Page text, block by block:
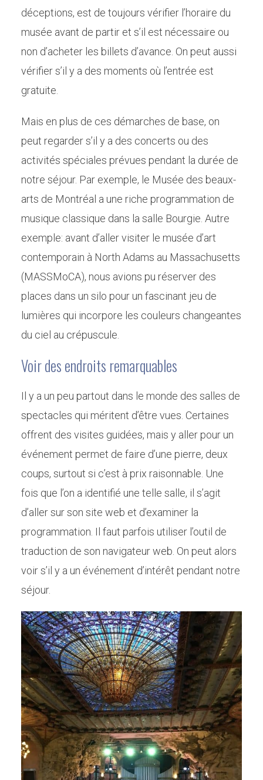
déceptions, est de toujours vérifier l’horaire du
musée avant de partir et s’il est nécessaire ou
non d’acheter les billets d’avance. On peut aussi
vérifier s’il y a des moments où l’entrée est
gratuite.
Mais en plus de ces démarches de base, on
peut regarder s’il y a des concerts ou des
activités spéciales prévues pendant la durée de
notre séjour. Par exemple, le Musée des beaux-
arts de Montréal a une riche programmation de
musique classique dans la salle Bourgie. Autre
exemple: avant d’aller visiter le musée d’art
contemporain à North Adams au Massachusetts
(MASSMoCA), nous avions pu réserver des
places dans un silo pour un fascinant jeu de
lumières qui incorpore les couleurs changeantes
du ciel au crépuscule.
Voir des endroits remarquables
Il y a un peu partout dans le monde des salles de
spectacles qui méritent d’être vues. Certaines
offrent des visites guidées, mais y aller pour un
événement permet de faire d’une pierre, deux
coups, surtout si c’est à prix raisonnable. Une
fois que l’on a identifié une telle salle, il s’agit
d’aller sur son site web et d’examiner la
programmation. Il faut parfois utiliser l’outil de
traduction de son navigateur web. On peut alors
voir s’il y a un événement d’intérêt pendant notre
séjour.